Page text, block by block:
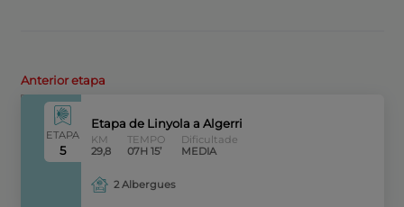
Anterior etapa
ETAPA
5
Etapa de Linyola a Algerri
KM
29,8
TEMPO
07H 15’
Dificultade
MEDIA
2 Albergues